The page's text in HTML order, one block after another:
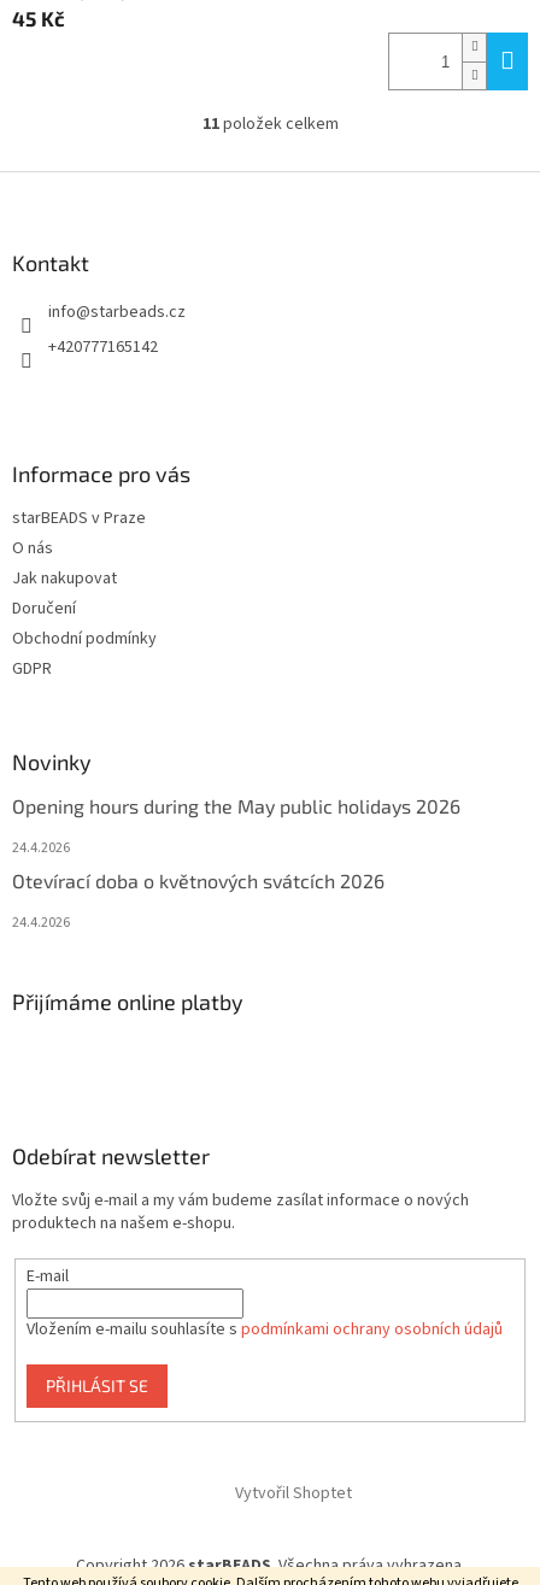
45 Kč
O
l
11položek celkem
Kontakt
info@starbeads.cz
+420777165142
Informace pro vás
starBEADS v Praze
O nás
Jak nakupovat
Doručení
Obchodní podmínky
GDPR
Novinky
Opening hours during the May public holidays 2026
24.4.2026
Otevírací doba o květnových svátcích 2026
24.4.2026
Přijímáme online platby
Odebírat newsletter
Vložte svůj e-mail a my vám budeme zasílat informace o nových
produktech na našem e-shopu.
E-mail
Vložením e-mailu souhlasíte s podmínkami ochrany osobních údajů
PŘIHLÁSIT SE
Vytvořil Shoptet
Copyright 2026starBEADS. Všechna práva vyhrazena.